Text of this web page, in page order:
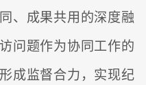
、成果共用的深度融
问题作为协同工作的
成监督合力，实现纪